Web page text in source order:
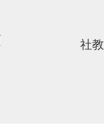
社教